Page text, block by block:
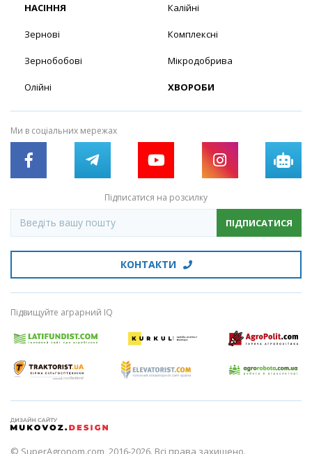
НАСІННЯ
Зернові
Зернобобові
Олійні
Калійні
Комплексні
Мікродобрива
ХВОРОБИ
Ми в соціальних мережах
Підписатися на розсилку
ПІДПИСАТИСЯ
КОНТАКТИ
Підвищуйте аграрний IQ
© SuperAgronom.com, 2016-2026. Всі права захищено.